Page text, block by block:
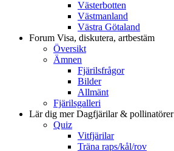
Västerbotten
Västmanland
Västra Götaland
Forum Visa, diskutera, artbestäm
Översikt
Ämnen
Fjärilsfrågor
Bilder
Allmänt
Fjärilsgalleri
Lär dig merDagfjärilar & pollinatörer
Quiz
Vitfjärilar
Träna raps/kål/rov